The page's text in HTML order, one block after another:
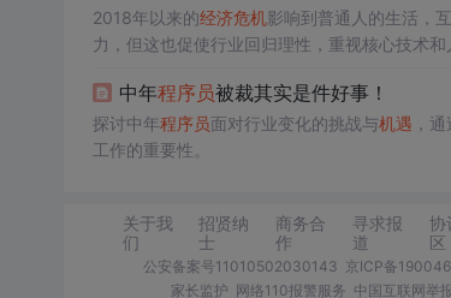
2018年以来的经济危机影响到普通人的生活，
力，但这也促使行业回归理性，重视核心技术
需要不断学习和适应变化的时代，对准备充分的
中年程序员被裁其实是件好事！
探讨中年程序员面对行业变化的挑战与机遇 ，
工作的重要性。
关于我
们
招贤纳
士
商务合
作
寻求报
道
协
区
公安备案号11010502030143 京ICP备
家长监护 网络110报警服务 中国互联网举